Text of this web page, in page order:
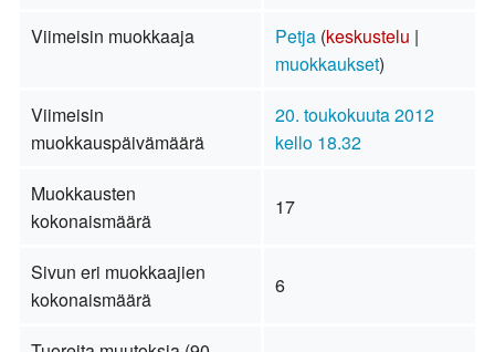
Viimeisin muokkaaja
Petja (keskustelu |
muokkaukset)
Viimeisin
muokkauspäivämäärä
20. toukokuuta 2012
kello 18.32
Muokkausten
kokonaismäärä
17
Sivun eri muokkaajien
kokonaismäärä
6